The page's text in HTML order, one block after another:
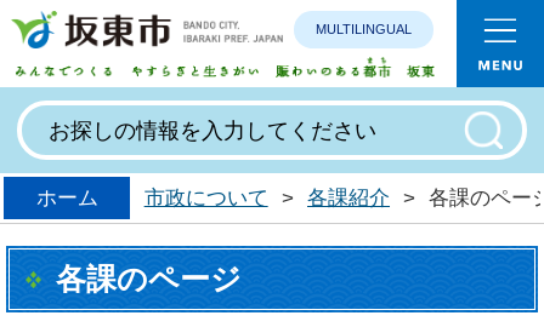
みんなで
MULTILINGUAL
ホーム 市政について > 各課紹介 > 各課のペー
各課のページ